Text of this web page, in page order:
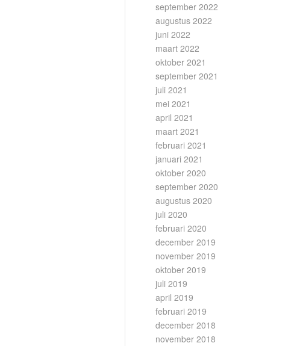
september 2022
augustus 2022
juni 2022
maart 2022
oktober 2021
september 2021
juli 2021
mei 2021
april 2021
maart 2021
februari 2021
januari 2021
oktober 2020
september 2020
augustus 2020
juli 2020
februari 2020
december 2019
november 2019
oktober 2019
juli 2019
april 2019
februari 2019
december 2018
november 2018